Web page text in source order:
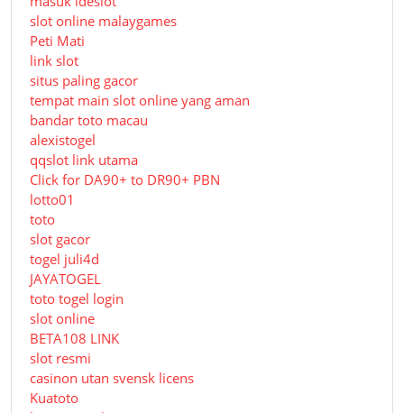
slot online malaygames
Peti Mati
link slot
situs paling gacor
tempat main slot online yang aman
bandar toto macau
alexistogel
qqslot link utama
Click for DA90+ to DR90+ PBN
lotto01
toto
slot gacor
togel juli4d
JAYATOGEL
toto togel login
slot online
BETA108 LINK
slot resmi
casinon utan svensk licens
Kuatoto